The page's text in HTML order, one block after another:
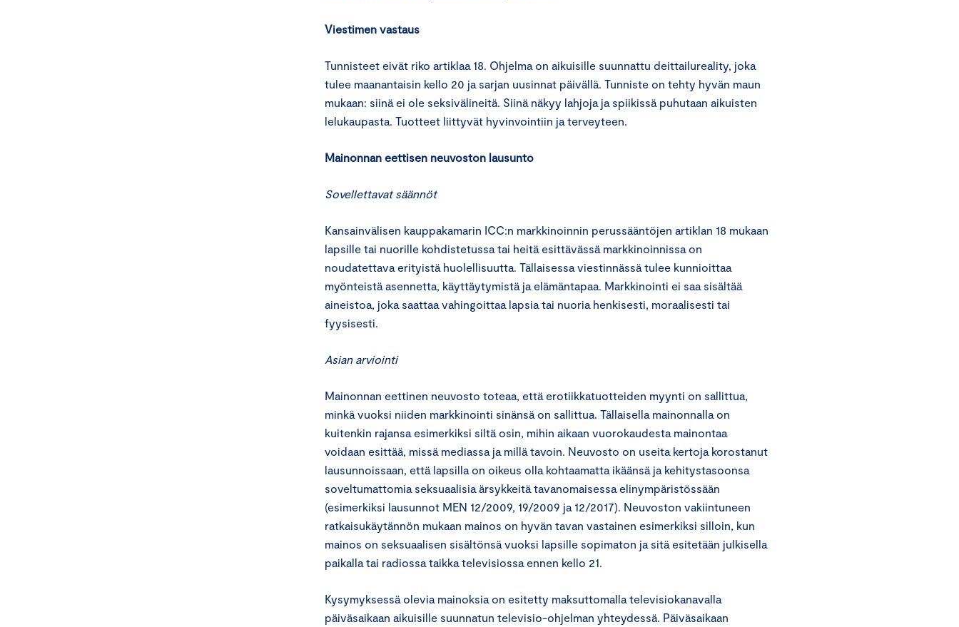
Viestimen vastaus
Tunnisteet eivät riko artiklaa 18. Ohjelma on aikuisille suunnattu deittailureality, joka
tulee maanantaisin kello 20 ja sarjan uusinnat päivällä. Tunniste on tehty hyvän maun
mukaan: siinä ei ole seksivälineitä. Siinä näkyy lahjoja ja spiikissä puhutaan aikuisten
lelukaupasta. Tuotteet liittyvät hyvinvointiin ja terveyteen.
Mainonnan eettisen neuvoston lausunto
Sovellettavat säännöt
Kansainvälisen kauppakamarin ICC:n markkinoinnin perussääntöjen artiklan 18 mukaan
lapsille tai nuorille kohdistetussa tai heitä esittävässä markkinoinnissa on
noudatettava erityistä huolellisuutta. Tällaisessa viestinnässä tulee kunnioittaa
myönteistä asennetta, käyttäytymistä ja elämäntapaa. Markkinointi ei saa sisältää
aineistoa, joka saattaa vahingoittaa lapsia tai nuoria henkisesti, moraalisesti tai
fyysisesti.
Asian arviointi
Mainonnan eettinen neuvosto toteaa, että erotiikkatuotteiden myynti on sallittua,
minkä vuoksi niiden markkinointi sinänsä on sallittua. Tällaisella mainonnalla on
kuitenkin rajansa esimerkiksi siltä osin, mihin aikaan vuorokaudesta mainontaa
voidaan esittää, missä mediassa ja millä tavoin. Neuvosto on useita kertoja korostanut
lausunnoissaan, että lapsilla on oikeus olla kohtaamatta ikäänsä ja kehitystasoonsa
soveltumattomia seksuaalisia ärsykkeitä tavanomaisessa elinympäristössään
(esimerkiksi lausunnot MEN 12/2009, 19/2009 ja 12/2017). Neuvoston vakiintuneen
ratkaisukäytännön mukaan mainos on hyvän tavan vastainen esimerkiksi silloin, kun
mainos on seksuaalisen sisältönsä vuoksi lapsille sopimaton ja sitä esitetään julkisella
paikalla tai radiossa taikka televisiossa ennen kello 21.
Kysymyksessä olevia mainoksia on esitetty maksuttomalla televisiokanavalla
päiväsaikaan aikuisille suunnatun televisio-ohjelman yhteydessä. Päiväsaikaan